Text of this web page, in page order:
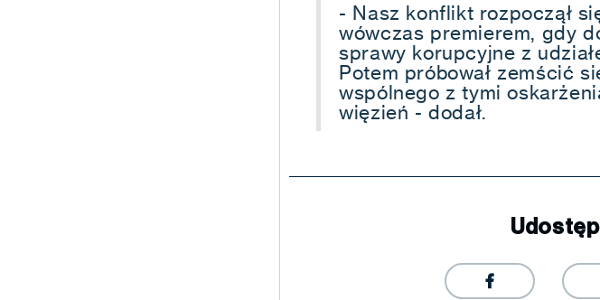
- Nasz konflikt rozpoczął
wówczas premierem, gdy
sprawy korupcyjne z
Potem próbował zemścić
wspólnego z tymi
więzień - dodał.
